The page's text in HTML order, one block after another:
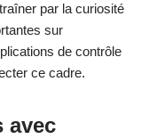
par la curiosité
sur
de contrôle
ce cadre.
avec